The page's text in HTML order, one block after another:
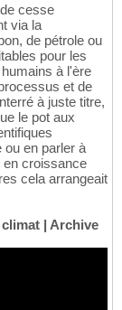
cesse
via la
de pétrole ou
pour les
à l'ère
et de
à juste titre,
le pot aux
en parler à
en croissance
cela arrangeait
| Archive